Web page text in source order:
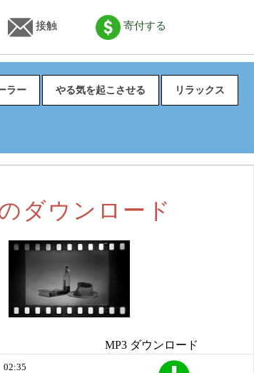
接触 寄付する
ラー やる気を起こさせる リラックス
ダウンロード
MP3 ダウンロード
02:35